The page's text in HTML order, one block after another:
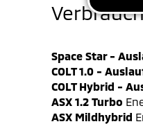
Space Star -
COLT 1.0 -
COLT Hybrid -
ASX 1.2 Turbo
ASX Mildhybrid